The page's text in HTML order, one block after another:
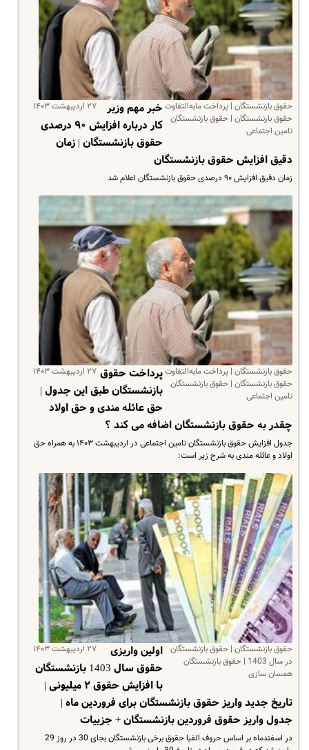
حقوق بازنشستگان | پرداخت مابه‌التفاوت
حقوق بازنشستگان | حقوق بازنشستگان
تامین اجتماعی
۲۷ اردیبهشت ۱۴۰۳
خبر مهم وزیر
کار درباره افزایش ۹۰ درصدی
حقوق بازنشستگان | زمان
دقیق افزایش حقوق بازنشستگان
زمان دقیق افزایش ۹۰ درصدی حقوق بازنشستگان اعلام شد
حقوق بازنشستگان | پرداخت مابه‌التفاوت
حقوق بازنشستگان | حقوق بازنشستگان
تامین اجتماعی
۲۷ اردیبهشت ۱۴۰۳ پرداخت حقوق
بازنشستگان طبق این جدول |
حق عائله مندی و حق اولاد
چقدر به حقوق بازنشستگان اضافه می کند ؟
جدول افزایش حقوق بازنشستگان تامین اجتماعی در اردیبهشت ۱۴۰۳ به همراه حق
اولاد و عائله مندی به شرح زیر است:
حقوق بازنشستگان | حقوق بازنشستگان
در سال 1403 | حقوق بازنشستگان
همسان سازی
۲۷ اردیبهشت ۱۴۰۳
اولین واریزی
حقوق سال 1403 بازنشستگان
با افزایش حقوق ۲ میلیونی |
تاریخ جدید واریز حقوق بازنشستگان برای فروردین ماه |
جدول واریز حقوق فروردین بازنشستگان + جزییات
در اسفندماه بر اساس حروف الفبا حقوق برخی بازنشستگان بجای 30 در روز 29